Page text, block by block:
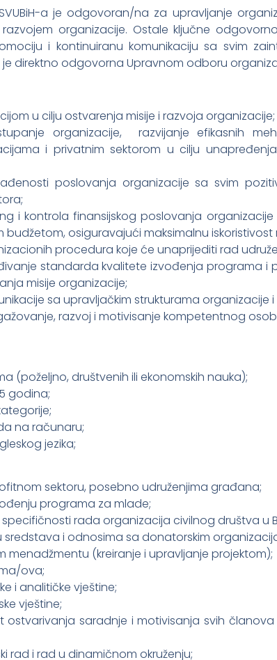
a je odgovoran/na za upravljanje
organizacije. Ostale ključne
i kontinuiranu komunikaciju sa svim
je direktno odgovorna Upravnom odboru
u cilju ostvarenja misije i razvoja organizacije;
organizacije, razvijanje efikasnih
i privatnim sektorom u cilju
poslovanja organizacije sa svim
i kontrola finansijskog poslovanja
osiguravajući maksimalnu iskoristivost
procedura koje će unaprijediti rad
standarda kvalitete izvođenja programa i
misije organizacije;
sa upravljačkim strukturama
razvoj i motivisanje kompetentnog
(poželjno, društvenih ili ekonomskih nauka);
godina;
na računaru;
jezika;
sektoru, posebno udruženjima građana;
programa za mlade;
rada organizacija civilnog društva u
sredstava i odnosima sa donatorskim
menadžmentu (kreiranje i upravljanje projektom);
ova;
i analitičke vještine;
vještine;
ostvarivanja saradnje i motivisanja svih
rad i rad u dinamičnom okruženju;